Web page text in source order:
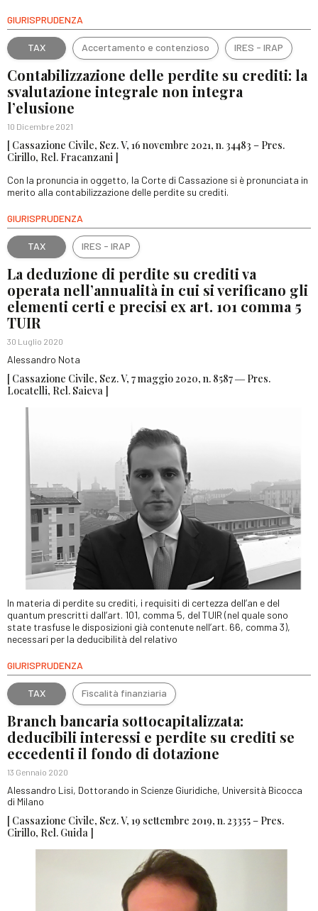
GIURISPRUDENZA
TAX Accertamento e contenzioso IRES - IRAP
Contabilizzazione delle perdite su crediti: la
svalutazione integrale non integra
l’elusione
10 Dicembre 2021
[ Cassazione Civile, Sez. V, 16 novembre 2021, n. 34483 – Pres.
Cirillo, Rel. Fracanzani ]
Con la pronuncia in oggetto, la Corte di Cassazione si è pronunciata in
merito alla contabilizzazione delle perdite su crediti.
GIURISPRUDENZA
TAX IRES - IRAP
La deduzione di perdite su crediti va
operata nell’annualità in cui si verificano gli
elementi certi e precisi ex art. 101 comma 5
TUIR
30 Luglio 2020
Alessandro Nota
[ Cassazione Civile, Sez. V, 7 maggio 2020, n. 8587 ― Pres.
Locatelli, Rel. Saieva ]
In materia di perdite su crediti, i requisiti di certezza dell’an e del
quantum prescritti dall’art. 101, comma 5, del TUIR (nel quale sono
state trasfuse le disposizioni già contenute nell’art. 66, comma 3),
necessari per la deducibilità del relativo
GIURISPRUDENZA
TAX Fiscalità finanziaria
Branch bancaria sottocapitalizzata:
deducibili interessi e perdite su crediti se
eccedenti il fondo di dotazione
13 Gennaio 2020
Alessandro Lisi, Dottorando in Scienze Giuridiche, Università Bicocca
di Milano
[ Cassazione Civile, Sez. V, 19 settembre 2019, n. 23355 – Pres.
Cirillo, Rel. Guida ]